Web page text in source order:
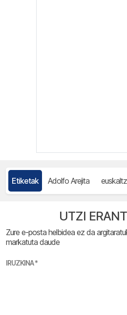
Etiketak Adolfo Arejita
UTZI
Zure e-posta helbidea ez da
markatuta daude
IRUZKINA*